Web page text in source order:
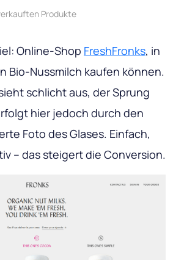
Produkte
Online-Shop FreshFronks, in
Bio-Nussmilch kaufen können.
schlicht aus, der Sprung
hier jedoch durch den
Foto des Glases. Einfach,
– das steigert die Conversion.